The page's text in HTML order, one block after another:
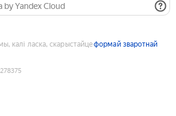
by Yandex Cloud
калі ласка, скарыстайцеформай зваротнай